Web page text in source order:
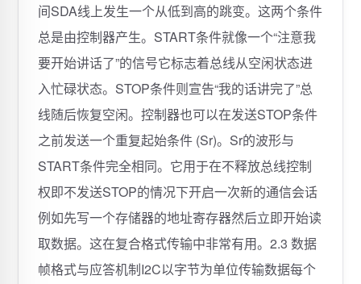
间SDA线上发生一个从低到高的跳变。这两个条件
总是由控制器产生。START条件就像一个“注意我
要开始讲话了”的信号它标志着总线从空闲状态进
入忙碌状态。STOP条件则宣告“我的话讲完了”总
线随后恢复空闲。控制器也可以在发送STOP条件
之前发送一个重复起始条件 (Sr)。Sr的波形与
START条件完全相同。它用于在不释放总线控制
权即不发送STOP的情况下开启一次新的通信会话
例如先写一个存储器的地址寄存器然后立即开始读
取数据。这在复合格式传输中非常有用。2.3 数据
帧格式与应答机制I2C以字节为单位传输数据每个